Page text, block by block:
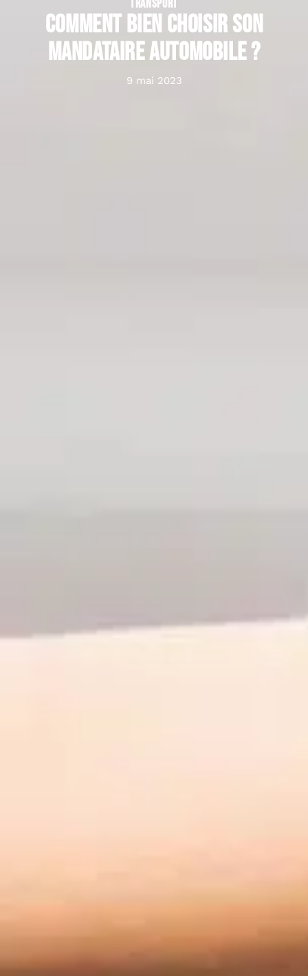
TRANSPORT
Comment bien choisir son
mandataire automobile ?
9 mai 2023